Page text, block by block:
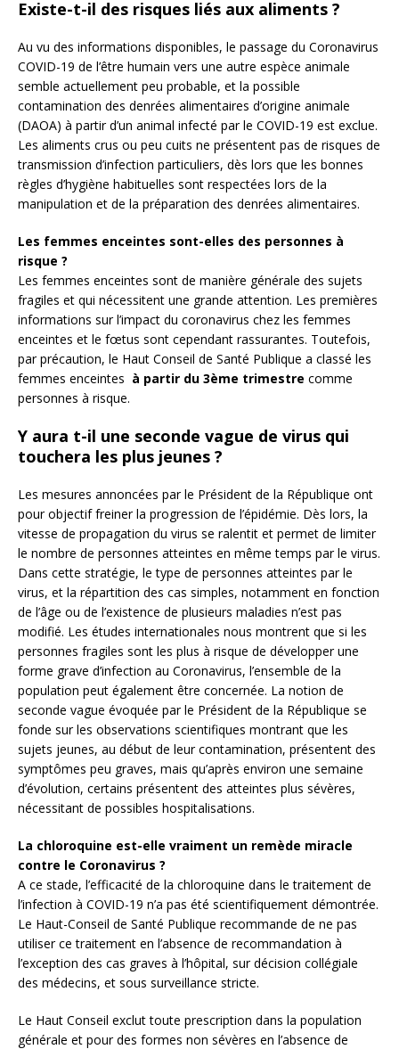
Existe-t-il des risques liés aux aliments ?
Au vu des informations disponibles, le passage du Coronavirus
COVID-19 de l’être humain vers une autre espèce animale
semble actuellement peu probable, et la possible
contamination des denrées alimentaires d’origine animale
(DAOA) à partir d’un animal infecté par le COVID-19 est exclue.
Les aliments crus ou peu cuits ne présentent pas de risques de
transmission d’infection particuliers, dès lors que les bonnes
règles d’hygiène habituelles sont respectées lors de la
manipulation et de la préparation des denrées alimentaires.
Les femmes enceintes sont-elles des personnes à
risque ?
Les femmes enceintes sont de manière générale des sujets
fragiles et qui nécessitent une grande attention. Les premières
informations sur l’impact du coronavirus chez les femmes
enceintes et le fœtus sont cependant rassurantes. Toutefois,
par précaution, le Haut Conseil de Santé Publique a classé les
femmes enceintes à partir du 3ème trimestre comme
personnes à risque.
Y aura t-il une seconde vague de virus qui
touchera les plus jeunes ?
Les mesures annoncées par le Président de la République ont
pour objectif freiner la progression de l’épidémie. Dès lors, la
vitesse de propagation du virus se ralentit et permet de limiter
le nombre de personnes atteintes en même temps par le virus.
Dans cette stratégie, le type de personnes atteintes par le
virus, et la répartition des cas simples, notamment en fonction
de l’âge ou de l’existence de plusieurs maladies n’est pas
modifié. Les études internationales nous montrent que si les
personnes fragiles sont les plus à risque de développer une
forme grave d’infection au Coronavirus, l’ensemble de la
population peut également être concernée. La notion de
seconde vague évoquée par le Président de la République se
fonde sur les observations scientifiques montrant que les
sujets jeunes, au début de leur contamination, présentent des
symptômes peu graves, mais qu’après environ une semaine
d’évolution, certains présentent des atteintes plus sévères,
nécessitant de possibles hospitalisations.
La chloroquine est-elle vraiment un remède miracle
contre le Coronavirus ?
A ce stade, l’efficacité de la chloroquine dans le traitement de
l’infection à COVID-19 n’a pas été scientifiquement démontrée.
Le Haut-Conseil de Santé Publique recommande de ne pas
utiliser ce traitement en l’absence de recommandation à
l’exception des cas graves à l’hôpital, sur décision collégiale
des médecins, et sous surveillance stricte.
Le Haut Conseil exclut toute prescription dans la population
générale et pour des formes non sévères en l’absence de